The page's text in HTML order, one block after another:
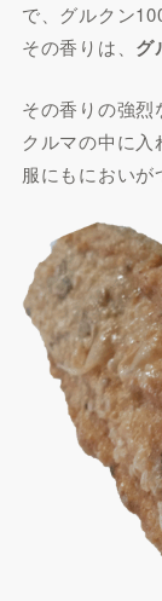
で、グルクン
その香りは、 グ
その香りの強烈
クルマの中に入
服にもにおいが